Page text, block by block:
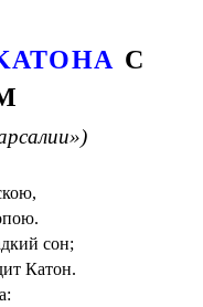
С
сон;
Катон.